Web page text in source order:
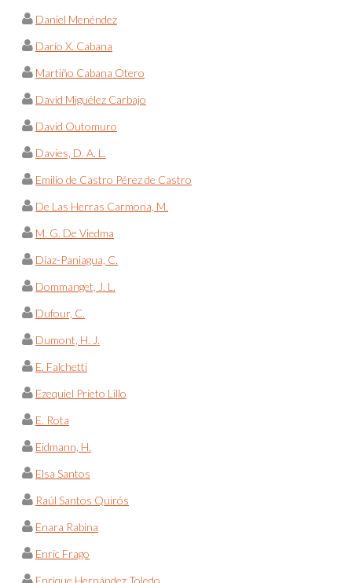
Daniel Menéndez
Darío X. Cabana
Martiño Cabana Otero
David Miguélez Carbajo
David Outomuro
Davies, D. A. L.
Emilio de Castro Pérez de Castro
De Las Herras Carmona, M.
M. G. De Viedma
Díaz-Paniagua, C.
Dommanget, J. L.
Dufour, C.
Dumont, H. J.
E. Falchetti
Ezequiel Prieto Lillo
E. Rota
Eidmann, H.
Elsa Santos
Raúl Santos Quirós
Enara Rabina
Enric Frago
Enrique Hernández Toledo